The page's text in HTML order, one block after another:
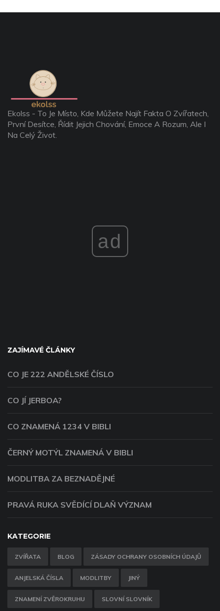
Ekolss - To Je Místo, Kde Můžete Najít Fakta O Zvířatech,
První Desítce, Řídit Jejich Chování, Emoce A Rozum, Ale I
Na Celý Život.
ad
ZAJÍMAVÉ ČLÁNKY
CO JE 222 ANDĚLSKÉ ČÍSLO
CO JÍ JERBOA?
CO ZNAMENÁ 1234 V BIBLI
ČERNÝ MOTÝL ZNAMENÁ V BIBLI
MODLITBA ZA BEZNADĚJNÉ
PRAVÁ RUKA SVĚDÍCÍ DLAŇ VÝZNAM
KATEGORIE
ZVÍŘATA BLOG ZÁSADY OCHRANY OSOBNÍCH ÚDAJŮ
ANJELSKÁ ČÍSLA MODLITBY JINÝ
ZNAMENÍ ZVĚROKRUHU SLOVNÍ SLOVNÍK